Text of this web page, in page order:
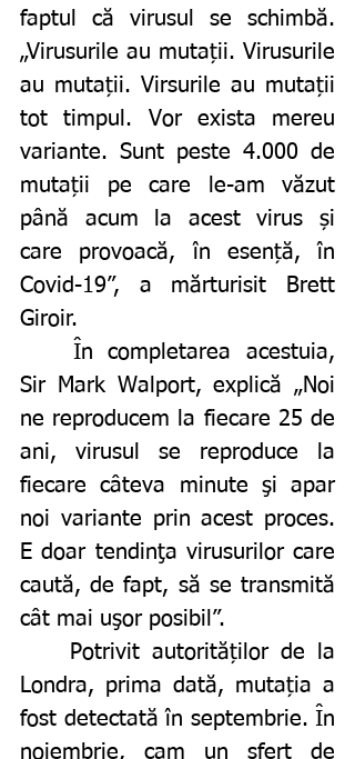
faptul că virusul se schimbă.
„Virusurile au mutații. Virusurile
au mutații. Virsurile au mutații
tot timpul. Vor exista mereu
variante. Sunt peste 4.000 de
mutații pe care le-am văzut
până acum la acest virus și
care provoacă, în esență, în
Covid-19”, a mărturisit Brett
Giroir.
Sir Mark Walport, explică „Noi
ne reproducem la fiecare 25 de
ani, virusul se reproduce la
fiecare câteva minute şi apar
noi variante prin acest proces.
E doar tendinţa virusurilor care
caută, de fapt, să se transmită
cât mai uşor posibil”.
Londra, prima dată, mutația a
fost detectată în septembrie. În
noiembrie, cam un sfert de